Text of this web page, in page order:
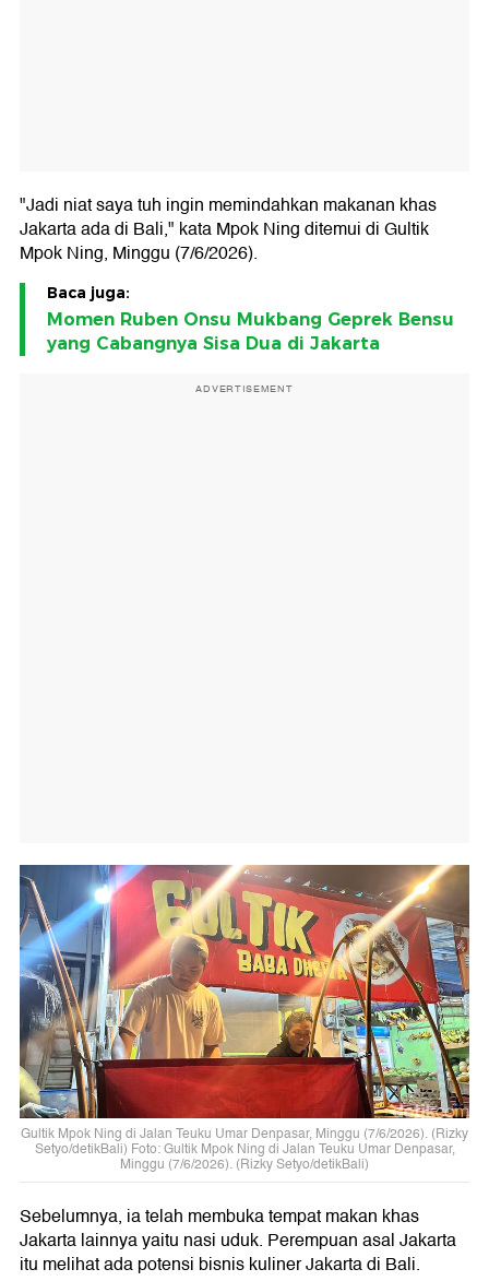
"Jadi niat saya tuh ingin memindahkan makanan khas
Jakarta ada di Bali," kata Mpok Ning ditemui di Gultik
Mpok Ning, Minggu (7/6/2026).
Baca juga:
Momen Ruben Onsu Mukbang Geprek Bensu
yang Cabangnya Sisa Dua di Jakarta
ADVERTISEMENT
Gultik Mpok Ning di Jalan Teuku Umar Denpasar, Minggu (7/6/2026). (Rizky
Setyo/detikBali) Foto: Gultik Mpok Ning di Jalan Teuku Umar Denpasar,
Minggu (7/6/2026). (Rizky Setyo/detikBali)
Sebelumnya, ia telah membuka tempat makan khas
Jakarta lainnya yaitu nasi uduk. Perempuan asal Jakarta
itu melihat ada potensi bisnis kuliner Jakarta di Bali.